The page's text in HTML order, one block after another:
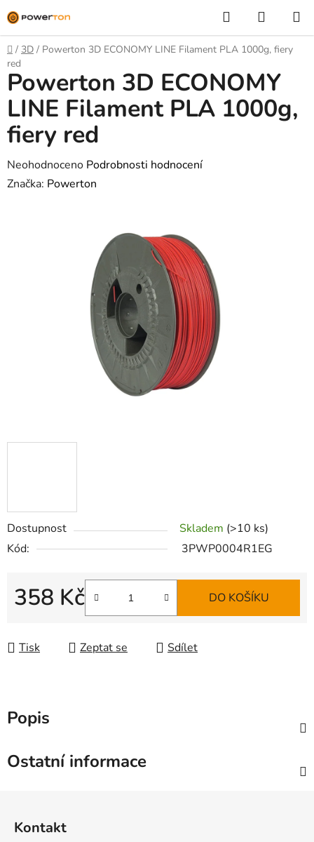
na
obsah
Hledat
KOŠÍK
Domů
/ 3D / Powerton 3D ECONOMY LINE Filament PLA 1000g, fiery
red
Dostupnost Skladem (>10 ks)
Kód:
3PWP0004R1EG
358 Kč DO KOŠÍKU
Tisk Zeptat se Sdílet
Powerton 3D ECONOMY
LINE Filament PLA 1000g,
fiery red
Průměrné
hodnocení
Neohodnoceno Podrobnosti hodnocení
Značka: Powerton
Popis
Ostatní informace
Kontakt